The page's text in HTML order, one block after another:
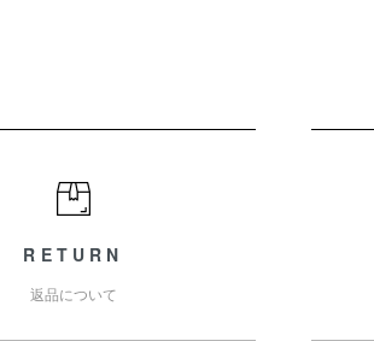
RETURN
返品について